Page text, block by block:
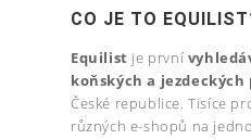
CO JE TO
Equilist je první
koňských a jezdeckých
České republice. Tisíce
různých e-shopů na